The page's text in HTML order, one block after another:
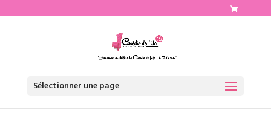
Sélectionner une page